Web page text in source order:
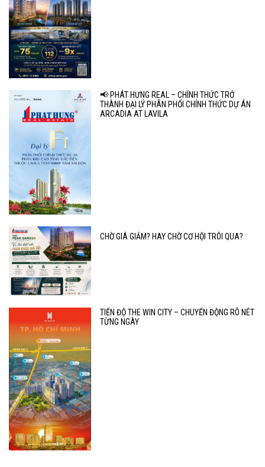
📢 PHÁT HƯNG REAL – CHÍNH THỨC TRỞ
THÀNH ĐẠI LÝ PHÂN PHỐI CHÍNH THỨC DỰ ÁN
ARCADIA AT LAVILA
CHỜ GIÁ GIẢM? HAY CHỜ CƠ HỘI TRÔI QUA?
TIẾN ĐỘ THE WIN CITY – CHUYỂN ĐỘNG RÕ NÉT
TỪNG NGÀY